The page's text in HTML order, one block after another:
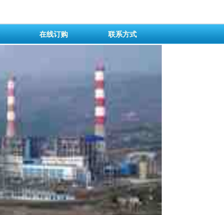
在线订购 联系方式